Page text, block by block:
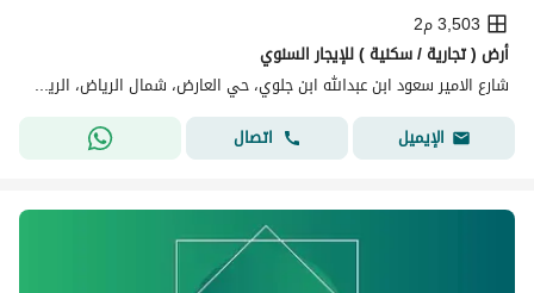
3,503 م2
أرض ( تجارية / سكنية ) للإيجار السنوي
شارع الامير سعود ابن عبدالله ابن جلوي، حي العارض، شمال الرياض، الرياض
الإيميل
اتصال